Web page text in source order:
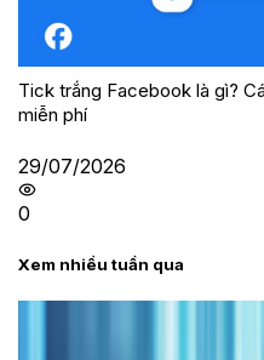
Tick trắng Facebook là gì?
miễn phí
29/07/2026
0
Xem nhiều tuần qua